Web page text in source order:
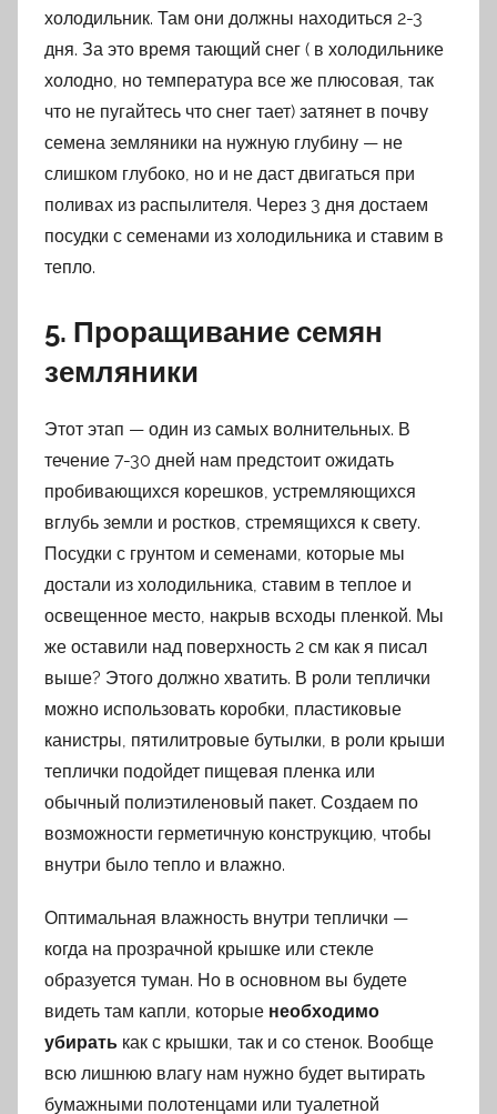
холодильник. Там они должны находиться 2-3
дня. За это время тающий снег ( в холодильнике
холодно, но температура все же плюсовая, так
что не пугайтесь что снег тает) затянет в почву
семена земляники на нужную глубину — не
слишком глубоко, но и не даст двигаться при
поливах из распылителя. Через 3 дня достаем
посудки с семенами из холодильника и ставим в
тепло.
5. Проращивание семян
земляники
Этот этап — один из самых волнительных. В
течение 7-30 дней нам предстоит ожидать
пробивающихся корешков, устремляющихся
вглубь земли и ростков, стремящихся к свету.
Посудки с грунтом и семенами, которые мы
достали из холодильника, ставим в теплое и
освещенное место, накрыв всходы пленкой. Мы
же оставили над поверхность 2 см как я писал
выше? Этого должно хватить. В роли теплички
можно использовать коробки, пластиковые
канистры, пятилитровые бутылки, в роли крыши
теплички подойдет пищевая пленка или
обычный полиэтиленовый пакет. Создаем по
возможности герметичную конструкцию, чтобы
внутри было тепло и влажно.
Оптимальная влажность внутри теплички —
когда на прозрачной крышке или стекле
образуется туман. Но в основном вы будете
видеть там капли, которые необходимо
убирать как с крышки, так и со стенок. Вообще
всю лишнюю влагу нам нужно будет вытирать
бумажными полотенцами или туалетной